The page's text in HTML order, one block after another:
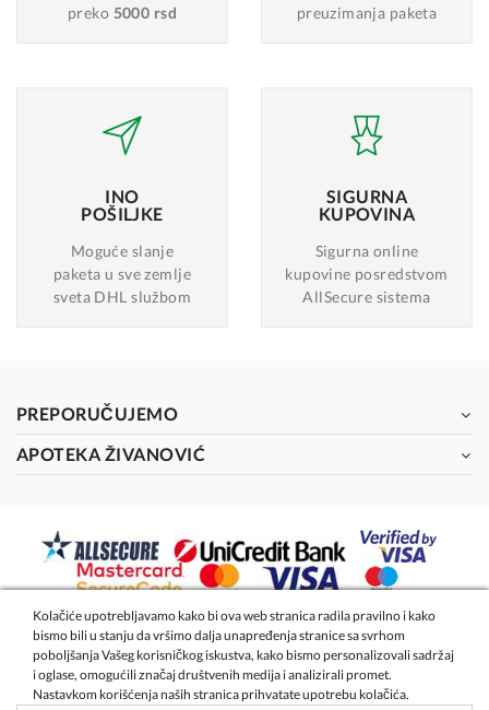
preko 5000 rsd
preuzimanja paketa
INO
POŠILJKE
Moguće slanje
paketa u sve zemlje
sveta DHL službom
SIGURNA
KUPOVINA
Sigurna online
kupovine posredstvom
AllSecure sistema
PREPORUČUJEMO
APOTEKA ŽIVANOVIĆ
2026 - Apoteka Magistra Živanović
Kolačiće upotrebljavamo kako bi ova web stranica radila pravilno i kako
bismo bili u stanju da vršimo dalja unapređenja stranice sa svrhom
poboljšanja Vašeg korisničkog iskustva, kako bismo personalizovali sadržaj
i oglase, omogućili značaj društvenih medija i analizirali promet.
Nastavkom korišćenja naših stranica prihvatate upotrebu kolačića.